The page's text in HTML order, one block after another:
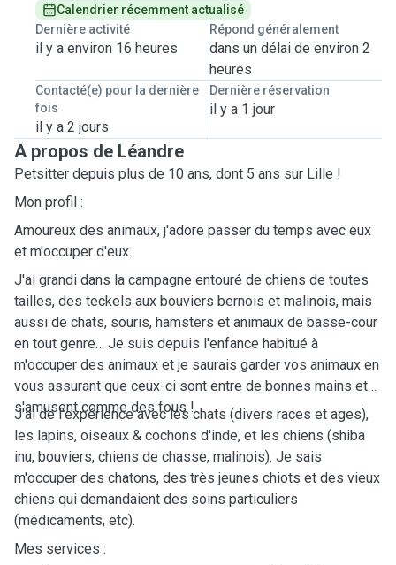
Calendrier récemment actualisé
Dernière activité
il y a environ 16 heures
Répond généralement
dans un délai de environ 2
heures
Contacté(e) pour la dernière
fois
il y a 2 jours
Dernière réservation
il y a 1 jour
A propos de Léandre
Petsitter depuis plus de 10 ans, dont 5 ans sur Lille !
Mon profil :
Amoureux des animaux, j'adore passer du temps avec eux
et m'occuper d'eux.
J'ai grandi dans la campagne entouré de chiens de toutes
tailles, des teckels aux bouviers bernois et malinois, mais
aussi de chats, souris, hamsters et animaux de basse-cour
en tout genre… Je suis depuis l'enfance habitué à
m'occuper des animaux et je saurais garder vos animaux en
vous assurant que ceux-ci sont entre de bonnes mains et
s'amusent comme des fous !
J'ai de l'expérience avec les chats (divers races et ages),
les lapins, oiseaux & cochons d'inde, et les chiens (shiba
inu, bouviers, chiens de chasse, malinois). Je sais
m'occuper des chatons, des très jeunes chiots et des vieux
chiens qui demandaient des soins particuliers
(médicaments, etc).
Mes services :